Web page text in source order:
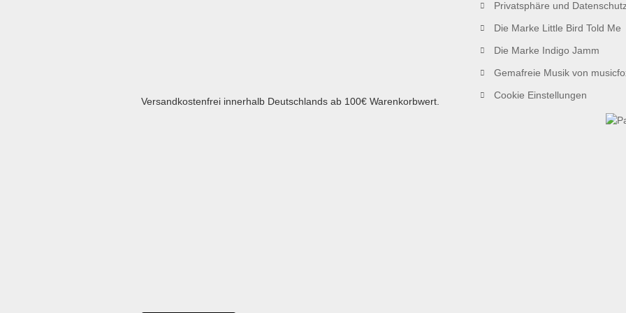
Privatsphäre und
Die Marke Little Bird Told Me
Die Marke Indigo Jamm
Gemafreie Musik von
Cookie Einstellungen
Versandkostenfrei innerhalb Deutschlands ab 100€ Warenkorbwert.